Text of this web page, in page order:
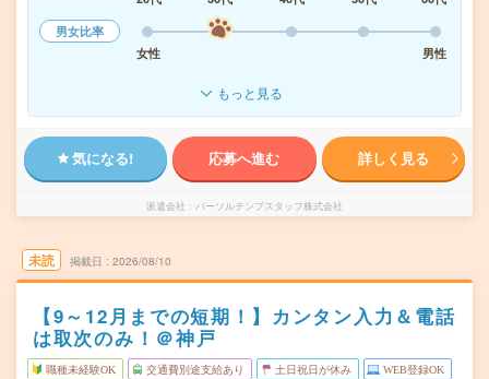
男女比率
女性
男性
もっと見る
気になる! 応募へ進む 詳しく見る
派遣会社 パーソルテンプスタッフ株式会社
未読 掲載日 2026/08/10
【9～12月までの短期！】カンタン入力＆電話
は取次のみ！＠神戸
職種未経験OK 交通費別途支給あり 土日祝日が休み WEB登録OK